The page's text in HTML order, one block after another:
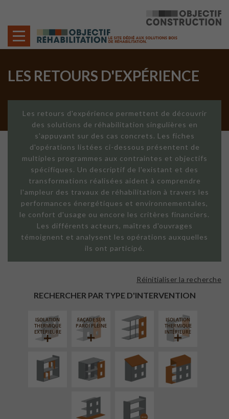
LES RETOURS D'EXPÉRIENCE
Les retours d'expérience permettent de découvrir
des solutions de réhabilitation singulières en
s'appuyant sur des cas concrets. Les fiches
d'opérations listées ci-dessous présentent de
multiples programmes aux contraintes et objectifs
spécifiques. Un descriptif de l'existant et des
transformations réalisées aident à comprendre
l'ampleur des travaux de réhabilitation à travers les
performances énergétiques et environnementales,
le confort d'usage ou encore les critères financiers.
Les différents acteurs, maîtres d'ouvrages
témoignent et analysent les opérations auxquelles
ils ont participé.
RECHERCHER PAR TYPE D'INTERVENTION
Réinitialiser la recherche
ISOLATION
THERMIQUE
EXTÉRIEURE
FAÇADE SUR
PAROI PLEINE
FAÇADE SUR
LINÉAIRE
ISOLATION
THERMIQUE
INTÉRIEURE
RÉAMÉNAGEMENT
INTÉRIEUR
FERMETURE
LOGGIAS
RÉFECTION DES
TOITURES
SURÉLÉVATION
EXTENSION
AMÉNAGEMENT
EXTÉRIEUR
PROCÉDÉ
PARTICULIER